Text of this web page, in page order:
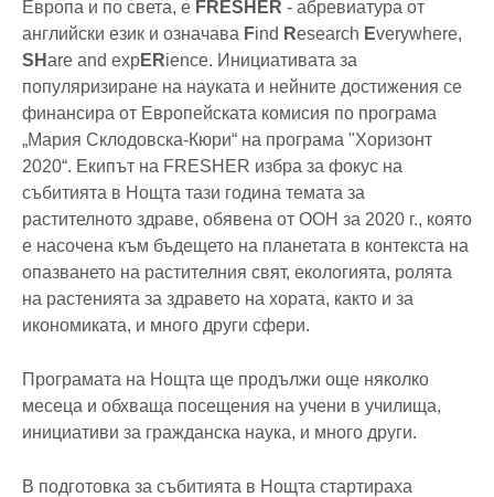
Европа и по света, е FRESHER - абревиатура от
английски език и означава Find Research Everywhere,
SHare and expERience. Инициативата за
популяризиране на науката и нейните достижения се
финансира от Европейската комисия по програма
„Мария Склодовска-Кюри“ на програма "Хоризонт
2020“. Екипът на FRESHER избра за фокус на
събитията в Нощта тази година темата за
растителното здраве, обявена от ООН за 2020 г., която
е насочена към бъдещето на планетата в контекста на
опазването на растителния свят, екологията, ролята
на растенията за здравето на хората, както и за
икономиката, и много други сфери.
Програмата на Нощта ще продължи още няколко
месеца и обхваща посещения на учени в училища,
инициативи за гражданска наука, и много други.
В подготовка за събитията в Нощта стартираха